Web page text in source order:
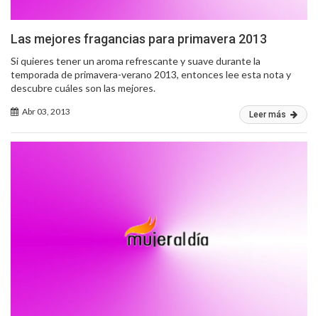
Las mejores fragancias para primavera 2013
Si quieres tener un aroma refrescante y suave durante la
temporada de primavera-verano 2013, entonces lee esta nota y
descubre cuáles son las mejores.
Abr 03, 2013 Leer más